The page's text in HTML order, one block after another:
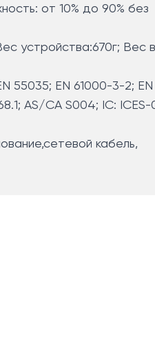
от 10% до 90% без
устройства:670г; Вес в
55035; EN 61000-3-2; EN
AS/CA S004; IC: ICES-
кабель,